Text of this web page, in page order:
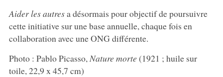
Aider les autresa désormais pour objectif de poursuivre
cette initiative sur une base annuelle, chaque fois en
collaboration avec une ONG différente.
Photo : Pablo Picasso, Nature morte(1921 ; huile sur
toile, 22,9 x 45,7 cm)